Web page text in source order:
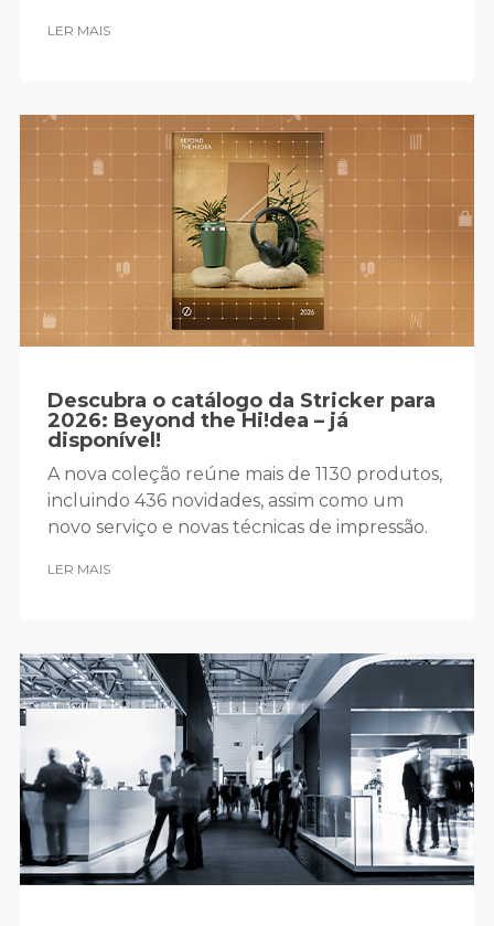
LER MAIS
Descubra o catálogo da Stricker para
2026: Beyond the Hi!dea – já
disponível!
A nova coleção reúne mais de 1130 produtos,
incluindo 436 novidades, assim como um
novo serviço e novas técnicas de impressão.
LER MAIS